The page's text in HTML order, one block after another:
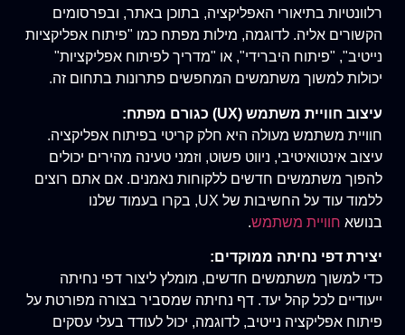
רלוונטיות בתיאורי האפליקציה, בתוכן באתר, ובפרסומים
הקשורים אליה. לדוגמה, מילות מפתח כמו "פיתוח אפליקציות
נייטיב", "פיתוח היברידי", או "מדריך לפיתוח אפליקציות"
יכולות למשוך משתמשים המחפשים פתרונות בתחום זה.
עיצוב חוויית משתמש (UX) כגורם מפתח:
חוויית משתמש מעולה היא חלק קריטי בפיתוח אפליקציה.
עיצוב אינטואיטיבי, ניווט פשוט, וזמני טעינה מהירים יכולים
להפוך משתמשים חדשים ללקוחות נאמנים. אם אתם רוצים
ללמוד עוד על החשיבות של UX, בקרו בעמוד שלנו
בנושא חוויית משתמש.
יצירת דפי נחיתה ממוקדים:
כדי למשוך משתמשים חדשים, מומלץ ליצור דפי נחיתה
ייעודיים לכל קהל יעד. דף נחיתה שמסביר בצורה מפורטת על
פיתוח אפליקציה נייטיב, לדוגמה, יכול לעודד בעלי עסקים